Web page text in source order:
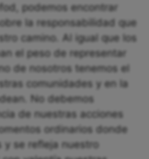
podemos encontrar
la responsabilidad que
camino. Al igual que los
el peso de representar
de nosotros tenemos el
comunidades y en la
No debemos
de nuestras acciones
ordinarios donde
y se refleja nuestro